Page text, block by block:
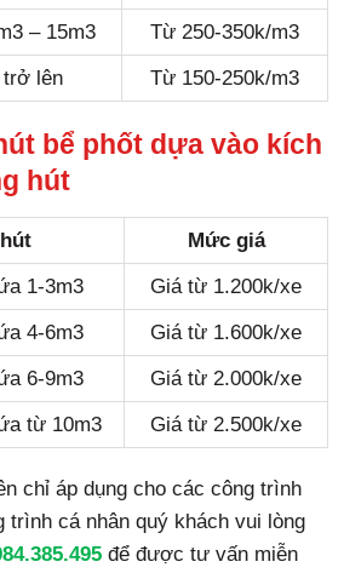
– 15m3
Từ 250-350k/m3
trở lên
Từ 150-250k/m3
bể phốt dựa vào kích
hút
Mức giá
1-3m3
Giá từ 1.200k/xe
4-6m3
Giá từ 1.600k/xe
6-9m3
Giá từ 2.000k/xe
từ 10m3
Giá từ 2.500k/xe
chỉ áp dụng cho các công trình
cá nhân quý khách vui lòng
để được tư vấn miễn